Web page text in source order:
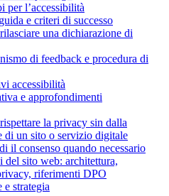
per l’accessibilità
e criteri di successo
una dichiarazione di
di feedback e procedura di
accessibilità
e approfondimenti
la privacy sin dalla
di un sito o servizio digitale
il consenso quando necessario
del sito web: architettura,
riferimenti DPO
strategia